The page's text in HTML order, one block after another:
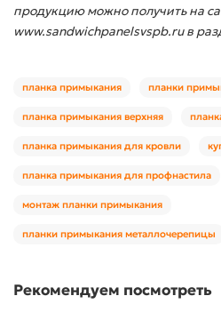
продукцию можно получить на
www.sandwichpanelsvspb.ru в
планка примыкания планки
планка примыкания верхняя
планка примыкания для кровли
планка примыкания для профнастила
монтаж планки примыкания
планки примыкания металлочерепицы
Рекомендуем посмотреть